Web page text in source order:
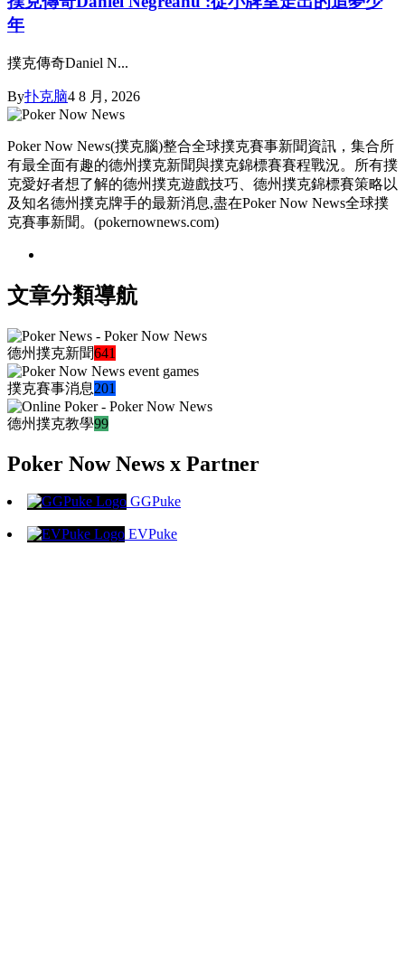
年
撲克傳奇Daniel N...
By扑克脑4 8 月, 2026
Poker Now News(撲克腦)整合全球撲克賽事新聞資訊，集合所
有最全面有趣的德州撲克新聞與撲克錦標賽賽程戰況。所有撲
克愛好者想了解的德州撲克遊戲技巧、德州撲克錦標賽策略以
及知名德州撲克牌手的最新消息,盡在Poker Now News全球撲
克賽事新聞。(pokernownews.com)
文章分類導航
德州撲克新聞641
撲克賽事消息201
德州撲克教學99
Poker Now News x Partner
GGPuke
EVPuke